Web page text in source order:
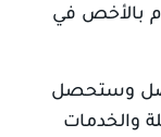
بالأخص في
وستحصل
والخدمات